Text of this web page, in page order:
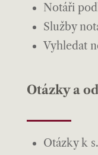
Notáři
Služby
Vyhledat
Otázky a
Otázky k